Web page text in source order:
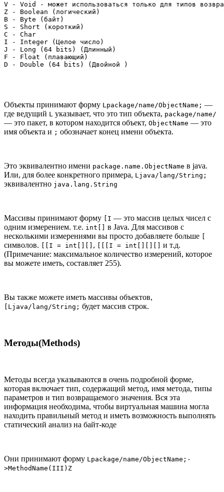
V - Void - может использоваться только для типов
Z - Boolean (логический)
B - Byte (байт)
S - Short (короткий)
C - Char
I - Integer (Целое число)
J - Long (64 bits) (Длинный)
F - Float (плавающий)
D - Double (64 bits) (Двойной )
Объекты принимают форму Lpackage/name/ObjectName; —
где ведущий L указывает, что это тип объекта, package/name/
— это пакет, в котором находится объект, ObjectName — это
имя объекта и ; обозначает конец имени объекта.
Это эквивалентно имени package.name.ObjectName в java.
Или, для более конкретного примера, Ljava/lang/String;
эквивалентно java.lang.String
Массивы принимают форму [I — это массив целых чисел с
одним измерением. т.е. int[]
в Java. Для массивов с
несколькими измерениями вы просто добавляете больше
символов. [[I = int[][] , [[[I = int[][][]
и т.д.
(Примечание: максимальное количество измерений, которое
вы можете иметь, составляет 255).
Вы также можете иметь массивы объектов,
[Ljava/lang/String; будет массив строк.
Методы(Methods)
Методы всегда указываются в очень подробной форме,
которая включает тип, содержащий метод, имя метода, типы
параметров и тип возвращаемого значения. Вся эта
информация необходима, чтобы виртуальная машина могла
находить правильный метод и иметь возможность выполнять
статический анализ на байт-коде
Они принимают форму Lpackage/name/ObjectName;-
>MethodName(III)Z